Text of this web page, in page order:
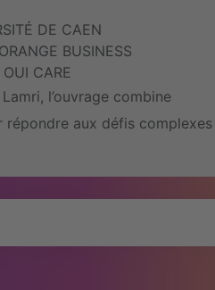
DE CAEN
BUSINESS
CARE
l’ouvrage combine
aux défis complexes